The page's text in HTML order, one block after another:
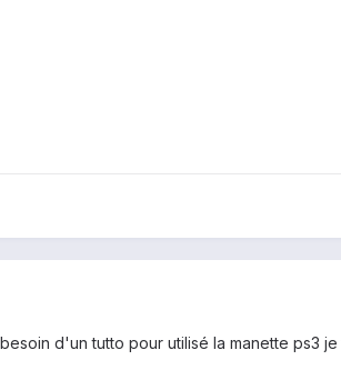
d'un tutto pour utilisé la manette ps3